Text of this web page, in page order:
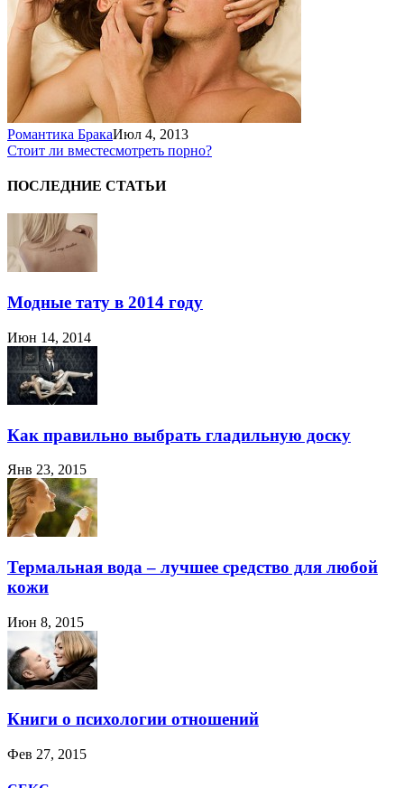
Романтика БракаИюл 4, 2013
Стоит ли вместесмотреть порно?
ПОСЛЕДНИЕ СТАТЬИ
Модные тату в 2014 году
Июн 14, 2014
Как правильно выбрать гладильную доску
Янв 23, 2015
Термальная вода – лучшее средство для любой
кожи
Июн 8, 2015
Книги о психологии отношений
Фев 27, 2015